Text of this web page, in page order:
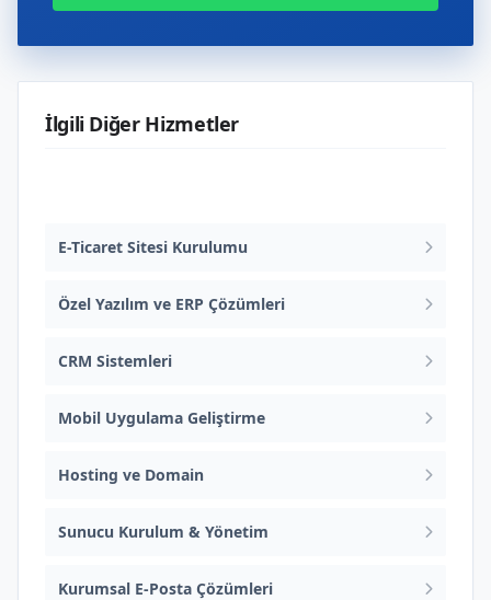
İlgili Diğer Hizmetler
E-Ticaret Sitesi Kurulumu
Özel Yazılım ve ERP Çözümleri
CRM Sistemleri
Mobil Uygulama Geliştirme
Hosting ve Domain
Sunucu Kurulum & Yönetim
Kurumsal E-Posta Çözümleri